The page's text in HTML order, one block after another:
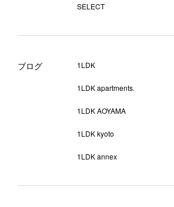
SELECT
ブログ 1LDK
1LDK apartments.
1LDK AOYAMA
1LDK kyoto
1LDK annex